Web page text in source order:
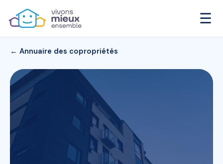
☰
← Annuaire des copropriétés